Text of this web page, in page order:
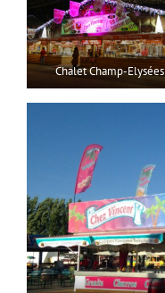
Chalet Champ-Elysées